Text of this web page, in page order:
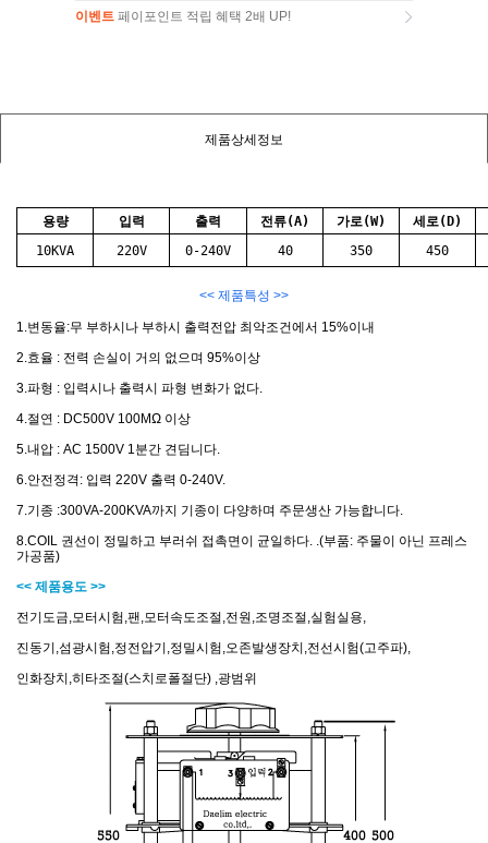
이벤트 페이포인트 적립 혜택 2배 UP!
제품상세정보
용량 입력 출력 전류(A) 가로(W)
세로(D)
10KVA
220V 0-240V 40 350 450
<< 제품특성 >>
1.변동율:무 부하시나 부하시 출력전압 최악조건에서 15%이내
2.효율 : 전력 손실이 거의 없으며 95%이상
3.파형 : 입력시나 출력시 파형 변화가 없다.
4.절연 : DC500V 100MΩ 이상
5.내압 : AC 1500V 1분간 견딤니다.
6.안전정격: 입력 220V 출력 0-240V.
7.기종 :300VA-200KVA까지 기종이 다양하며 주문생산 가능합니다.
8.COIL 권선이 정밀하고 부러쉬 접촉면이 균일하다. .(부품: 주물이 아닌 프레스
가공품)
<< 제품용도 >>
전기도금,모터시험,팬,모터속도조절,전원,조명조절,실험실용,
진동기,섬광시험,정전압기,정밀시험,오존발생장치,전선시험(고주파),
인화장치,히타조절(스치로폴절단) ,광범위